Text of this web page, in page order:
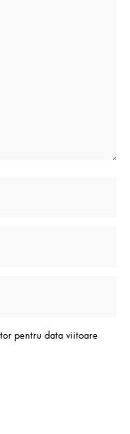
pentru data viitoare